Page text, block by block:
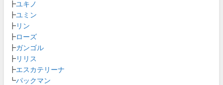
┣ユキノ
┣ユミン
┣ リン
┣ローズ
┣ガンゴル
┣ リリス
┣エスカテリーナ
┗パックマン